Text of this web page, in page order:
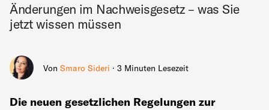
Änderungen im Nachweisgesetz – was Sie
jetzt wissen müssen
Von Smaro Sideri · 3 Minuten Lesezeit
Die neuen gesetzlichen Regelungen zur